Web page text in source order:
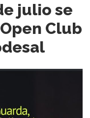
julio se
Club